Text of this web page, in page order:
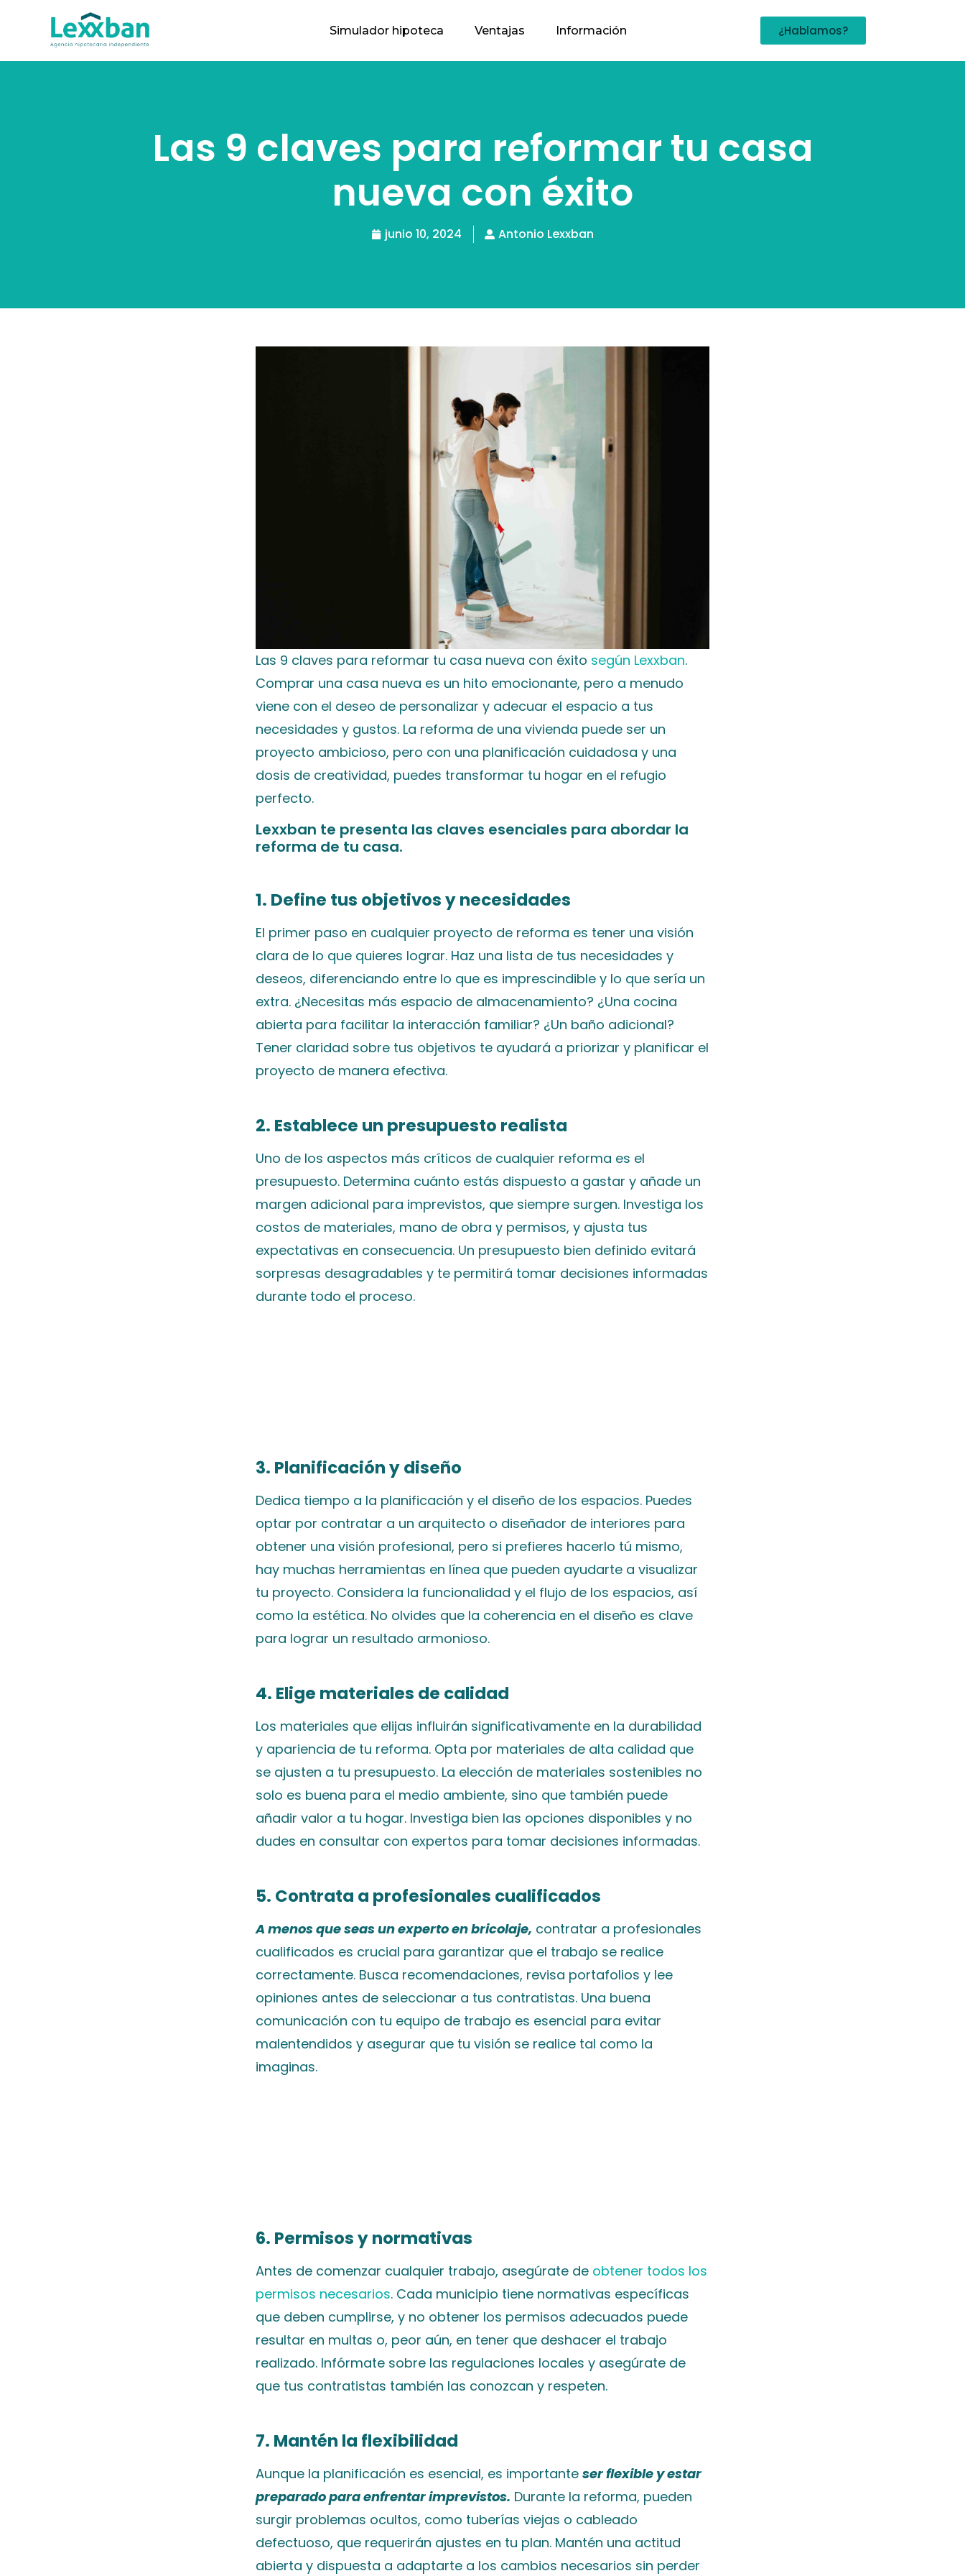
Simulador hipoteca Ventajas Información ¿Hablamos?
Las 9 claves para reformar tu casa
nueva con éxito
junio 10, 2024 Antonio Lexxban
Las 9 claves para reformar tu casa nueva con éxito según Lexxban.
Comprar una casa nueva es un hito emocionante, pero a menudo
viene con el deseo de personalizar y adecuar el espacio a tus
necesidades y gustos. La reforma de una vivienda puede ser un
proyecto ambicioso, pero con una planificación cuidadosa y una
dosis de creatividad, puedes transformar tu hogar en el refugio
perfecto.
Lexxban te presenta las claves esenciales para abordar la
reforma de tu casa.
1. Define tus objetivos y necesidades
El primer paso en cualquier proyecto de reforma es tener una visión
clara de lo que quieres lograr. Haz una lista de tus necesidades y
deseos, diferenciando entre lo que es imprescindible y lo que sería un
extra. ¿Necesitas más espacio de almacenamiento? ¿Una cocina
abierta para facilitar la interacción familiar? ¿Un baño adicional?
Tener claridad sobre tus objetivos te ayudará a priorizar y planificar el
proyecto de manera efectiva.
2. Establece un presupuesto realista
Uno de los aspectos más críticos de cualquier reforma es el
presupuesto. Determina cuánto estás dispuesto a gastar y añade un
margen adicional para imprevistos, que siempre surgen. Investiga los
costos de materiales, mano de obra y permisos, y ajusta tus
expectativas en consecuencia. Un presupuesto bien definido evitará
sorpresas desagradables y te permitirá tomar decisiones informadas
durante todo el proceso.
3. Planificación y diseño
Dedica tiempo a la planificación y el diseño de los espacios. Puedes
optar por contratar a un arquitecto o diseñador de interiores para
obtener una visión profesional, pero si prefieres hacerlo tú mismo,
hay muchas herramientas en línea que pueden ayudarte a visualizar
tu proyecto. Considera la funcionalidad y el flujo de los espacios, así
como la estética. No olvides que la coherencia en el diseño es clave
para lograr un resultado armonioso.
4. Elige materiales de calidad
Los materiales que elijas influirán significativamente en la durabilidad
y apariencia de tu reforma. Opta por materiales de alta calidad que
se ajusten a tu presupuesto. La elección de materiales sostenibles no
solo es buena para el medio ambiente, sino que también puede
añadir valor a tu hogar. Investiga bien las opciones disponibles y no
dudes en consultar con expertos para tomar decisiones informadas.
5. Contrata a profesionales cualificados
A menos que seas un experto en bricolaje, contratar a profesionales
cualificados es crucial para garantizar que el trabajo se realice
correctamente. Busca recomendaciones, revisa portafolios y lee
opiniones antes de seleccionar a tus contratistas. Una buena
comunicación con tu equipo de trabajo es esencial para evitar
malentendidos y asegurar que tu visión se realice tal como la
imaginas.
6. Permisos y normativas
Antes de comenzar cualquier trabajo, asegúrate de obtener todos los
permisos necesarios. Cada municipio tiene normativas específicas
que deben cumplirse, y no obtener los permisos adecuados puede
resultar en multas o, peor aún, en tener que deshacer el trabajo
realizado. Infórmate sobre las regulaciones locales y asegúrate de
que tus contratistas también las conozcan y respeten.
7. Mantén la flexibilidad
Aunque la planificación es esencial, es importanteser flexible y estar
preparado para enfrentar imprevistos. Durante la reforma, pueden
surgir problemas ocultos, como tuberías viejas o cableado
defectuoso, que requerirán ajustes en tu plan. Mantén una actitud
abierta y dispuesta a adaptarte a los cambios necesarios sin perder